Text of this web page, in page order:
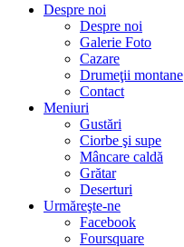
Despre noi
Despre noi
Galerie Foto
Cazare
Drumeţii montane
Contact
Meniuri
Gustări
Ciorbe şi supe
Mâncare caldă
Grătar
Deserturi
Urmăreşte-ne
Facebook
Foursquare